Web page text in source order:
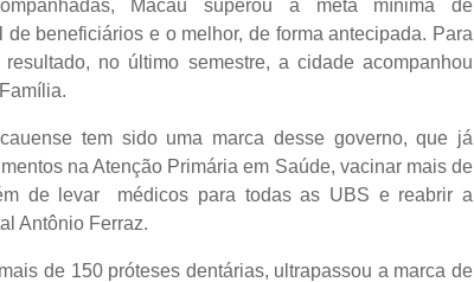
Macau superou a meta mínima de
beneficiários e o melhor, de forma antecipada. Para
no último semestre, a cidade acompanhou
tem sido uma marca desse governo, que já
na Atenção Primária em Saúde, vacinar mais de
de levar
médicos para todas as UBS e reabrir a
Antônio Ferraz.
de 150 próteses dentárias, ultrapassou a marca de